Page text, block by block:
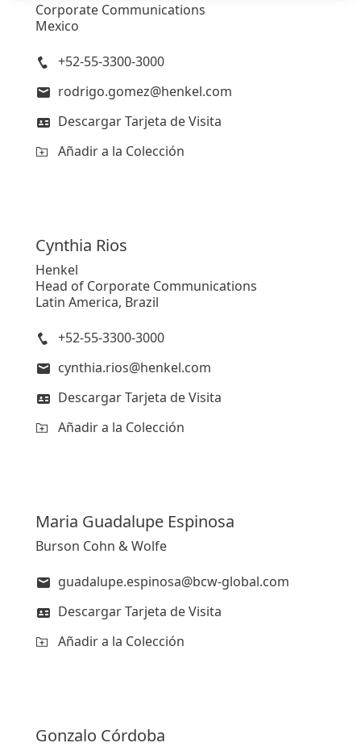
Corporate Communications
Mexico
+52-55-3300-3000
rodrigo.gomez@henkel.com
Descargar Tarjeta de Visita
Añadir a la Colección
Cynthia Rios
Henkel
Head of Corporate Communications
Latin America, Brazil
+52-55-3300-3000
cynthia.rios@henkel.com
Descargar Tarjeta de Visita
Añadir a la Colección
Maria Guadalupe Espinosa
Burson Cohn & Wolfe
guadalupe.espinosa@bcw-global.com
Descargar Tarjeta de Visita
Añadir a la Colección
Gonzalo Córdoba